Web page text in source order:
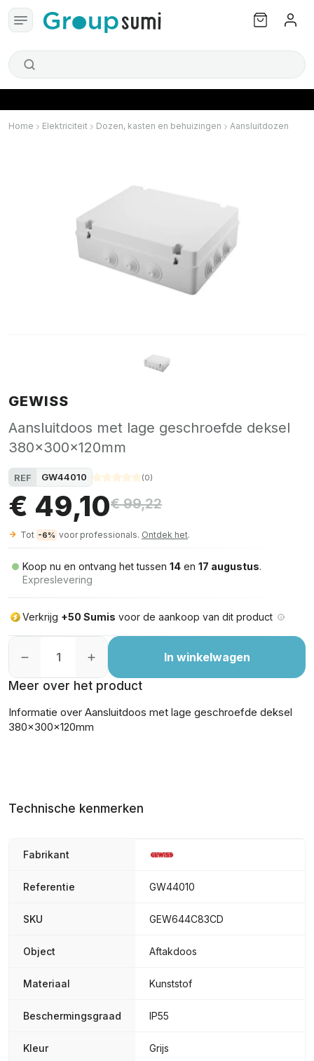
Home Elektriciteit Dozen, kasten en behuizingen Aansluitdozen
GEWISS
Aansluitdoos met lage geschroefde deksel
380x300x120mm
REF GW44010 (0)
€ 49,10€ 99,22
Tot -6% voor professionals. Ontdek het.
Koop nu en ontvang het tussen 14 en 17 augustus.
Expreslevering
Verkrijg +50 Sumis voor de aankoop van dit product
In winkelwagen
Meer over het product
Informatie over Aansluitdoos met lage geschroefde deksel
380x300x120mm
Technische kenmerken
Fabrikant
Referentie GW44010
SKU GEW644C83CD
Object Aftakdoos
Materiaal Kunststof
Beschermingsgraad IP55
Kleur Grijs